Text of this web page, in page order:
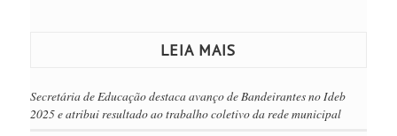
LEIA MAIS
Secretária de Educação destaca avanço de Bandeirantes no Ideb
2025 e atribui resultado ao trabalho coletivo da rede municipal